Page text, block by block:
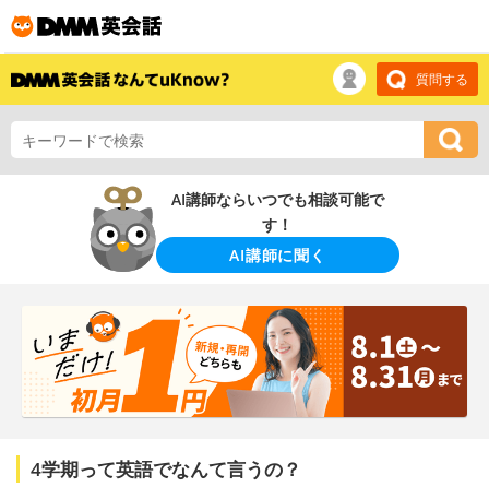
質問する
AI講師ならいつでも相談可能で
す！
AI講師に聞く
4学期って英語でなんて言うの？